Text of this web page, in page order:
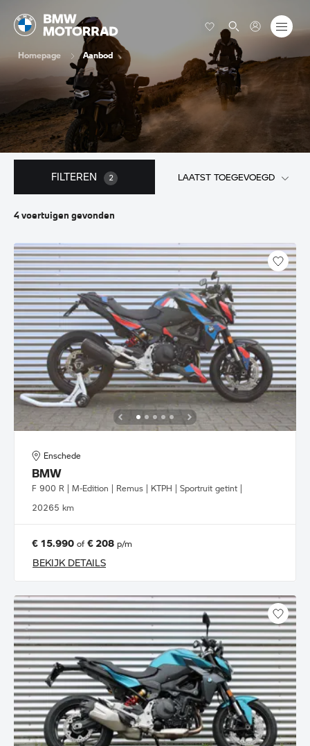
Homepage Aanbod
FILTEREN 2 LAATST TOEGEVOEGD
4voertuigen gevonden
Enschede
BMW
F 900 R | M-Edition | Remus | KTPH | Sportruit getint |
20265 km
€ 15.990 of € 208 p/m
BEKIJK DETAILS